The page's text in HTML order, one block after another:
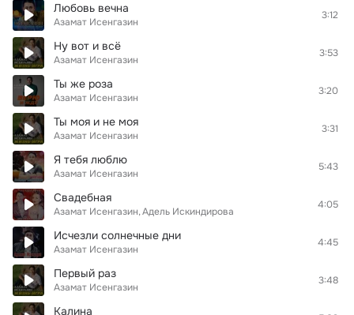
Любовь вечна
Азамат Исенгазин
3:12
Ну вот и всё
Азамат Исенгазин
3:53
Ты же роза
Азамат Исенгазин
3:20
Ты моя и не моя
Азамат Исенгазин
3:31
Я тебя люблю
Азамат Исенгазин
5:43
Свадебная
Азамат Исенгазин Адель Искиндирова
4:05
Исчезли солнечные дни
Азамат Исенгазин
4:45
Первый раз
Азамат Исенгазин
3:48
Калина